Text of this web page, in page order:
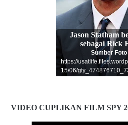
Jason Statham
sebagai Rick
Sumber Foto
https://
15/06/
VIDEO CUPLIKAN FILM SPY